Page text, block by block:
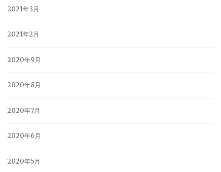
2021年3月
2021年2月
2020年9月
2020年8月
2020年7月
2020年6月
2020年5月